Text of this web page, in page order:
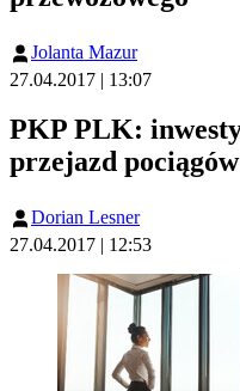
Jolanta Mazur
27.04.2017 | 13:07
PKP PLK:
przejazd
Dorian Lesner
27.04.2017 | 12:53